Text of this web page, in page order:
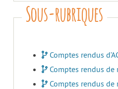
Sous-rubriques
Comptes rendus
Comptes rendus de
Comptes rendus